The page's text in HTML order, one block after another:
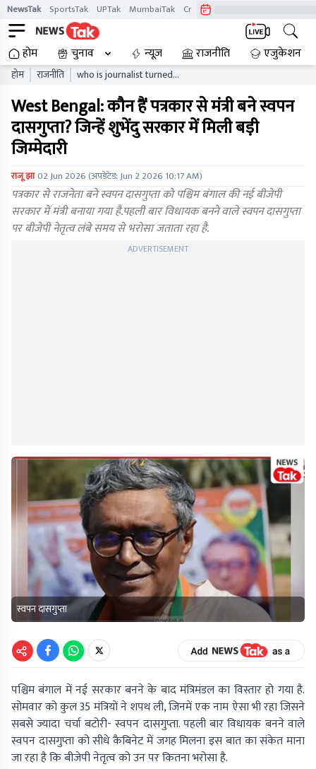
NewsTak SportsTak UPTak MumbaiTak CrimeTak
होम चुनाव न्यूज़ राजनीति एजुकेशन
होम राजनीति
who is journalist turned
he has been given major
responsibility suvendu
government
West Bengal: कौन हैं पत्रकार से मंत्री बने स्वपन
दासगुप्ता? जिन्हें शुभेंदु सरकार में मिली बड़ी
जिम्मेदारी
राजू झा02 Jun 2026(अपडेटेड:Jun 2 2026 10:17 AM)
पत्रकार से राजनेता बने स्वपन दासगुप्ता को पश्चिम बंगाल की नई बीजेपी
सरकार में मंत्री बनाया गया है.पहली बार विधायक बनने वाले स्वपन दासगुप्ता
पर बीजेपी नेतृत्व लंबे समय से भरोसा जताता रहा है.
ADVERTISEMENT
स्वपन दासगुप्ता
पश्चिम बंगाल में नई सरकार बनने के बाद मंत्रिमंडल का विस्तार हो गया है.
सोमवार को कुल 35 मंत्रियों ने शपथ ली, जिनमें एक नाम ऐसा भी रहा जिसने
सबसे ज्यादा चर्चा बटोरी- स्वपन दासगुप्ता. पहली बार विधायक बनने वाले
स्वपन दासगुप्ता को सीधे कैबिनेट में जगह मिलना इस बात का संकेत माना
जा रहा है कि बीजेपी नेतृत्व को उन पर कितना भरोसा है.